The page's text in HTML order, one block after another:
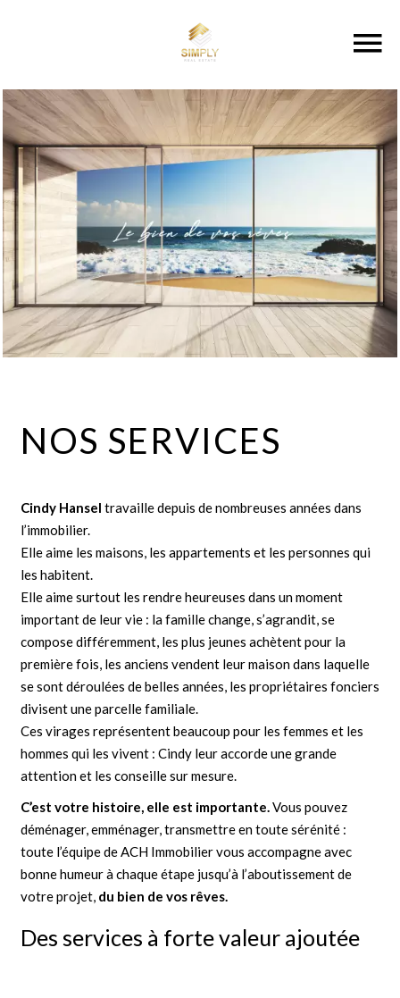
NOS SERVICES
Cindy Hansel travaille depuis de nombreuses années dans
l’immobilier.
Elle aime les maisons, les appartements et les personnes qui
les habitent.
Elle aime surtout les rendre heureuses dans un moment
important de leur vie : la famille change, s’agrandit, se
compose différemment, les plus jeunes achètent pour la
première fois, les anciens vendent leur maison dans laquelle
se sont déroulées de belles années, les propriétaires fonciers
divisent une parcelle familiale.
Ces virages représentent beaucoup pour les femmes et les
hommes qui les vivent : Cindy leur accorde une grande
attention et les conseille sur mesure.
C’est votre histoire, elle est importante.Vous pouvez
déménager, emménager, transmettre en toute sérénité :
toute l’équipe de ACH Immobilier vous accompagne avec
bonne humeur à chaque étape jusqu’à l’aboutissement de
votre projet, du bien de vos rêves.
Des services à forte valeur ajoutée